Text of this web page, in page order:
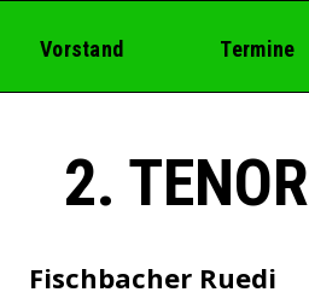
Vorstand Termine
2. TENOR
Fischbacher Ruedi